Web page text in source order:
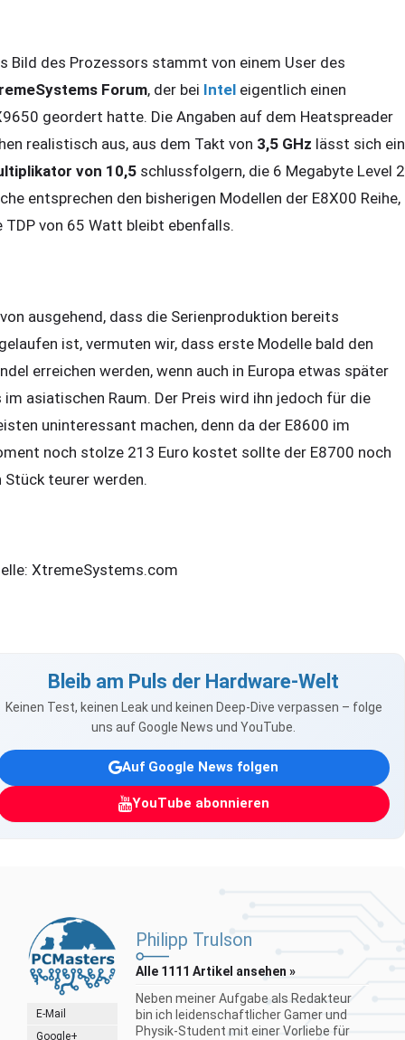
Bild des Prozessors stammt von einem User des
Forum, der bei Intel eigentlich einen
geordert hatte. Die Angaben auf dem Heatspreader
realistisch aus, aus dem Takt von 3,5 GHz lässt sich ein
von 10,5 schlussfolgern, die 6 Megabyte Level 2
entsprechen den bisherigen Modellen der E8X00 Reihe,
TDP von 65 Watt bleibt ebenfalls.
ausgehend, dass die Serienproduktion bereits
ist, vermuten wir, dass erste Modelle bald den
erreichen werden, wenn auch in Europa etwas später
im asiatischen Raum. Der Preis wird ihn jedoch für die
uninteressant machen, denn da der E8600 im
noch stolze 213 Euro kostet sollte der E8700 noch
Stück teurer werden.
XtremeSystems.com
Bleib am Puls der Hardware-Welt
Keinen Test, keinen Leak und keinen Deep-Dive verpassen – folge
uns auf Google News und YouTube.
Auf Google News folgen
YouTube abonnieren
E-Mail
Google+
Philipp Trulson
Alle 1111 Artikel ansehen »
Neben meiner Aufgabe als Redakteur
bin ich leidenschaftlicher Gamer und
Physik-Student mit einer Vorliebe für